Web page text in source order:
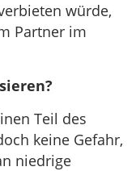
würde,
Partner im
Teil des
keine Gefahr,
niedrige